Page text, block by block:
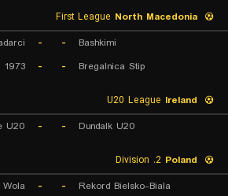
North Macedonia
Bashkimi
-
-
Bregalnica Stip
-
-
1973
Ireland
Dundalk U20
-
-
U20
Poland
Rekord Bielsko-Biala
-
-